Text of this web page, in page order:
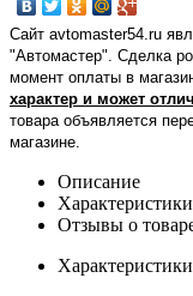
Сайт avtomaster54.ru
"Автомастер". Сделка
момент оплаты в
характер и может
товара объявляется
магазине
Описание
Характеристики
Отзывы о